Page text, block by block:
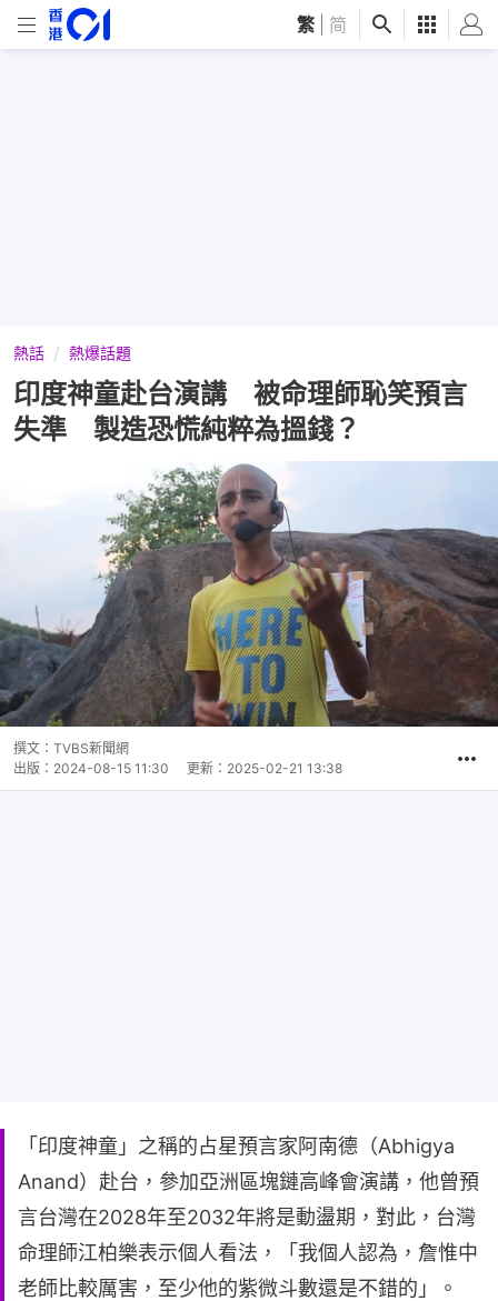
繁 简
熱話 熱爆話題
印度神童赴台演講 被命理師恥笑預言
失準 製造恐慌純粹為搵錢？
撰文： TVBS新聞網
出版： 2024-08-15 11:30 更新： 2025-02-21 13:38
「印度神童」之稱的占星預言家阿南德（Abhigya
Anand）赴台，參加亞洲區塊鏈高峰會演講，他曾預
言台灣在2028年至2032年將是動盪期，對此，台灣
命理師江柏樂表示個人看法，「我個人認為，詹惟中
老師比較厲害，至少他的紫微斗數還是不錯的」。